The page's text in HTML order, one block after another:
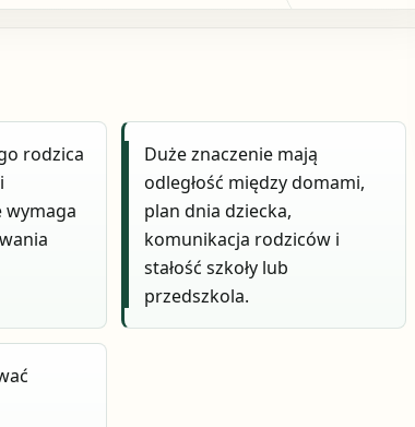
rodzica
wymaga
Duże znaczenie mają
odległość między domami,
plan dnia dziecka,
komunikacja rodziców i
stałość szkoły lub
przedszkola.